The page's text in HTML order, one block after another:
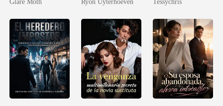
se arrodillan
ante mí
Glare Moth Ryon Uyterhoeven Tessychris